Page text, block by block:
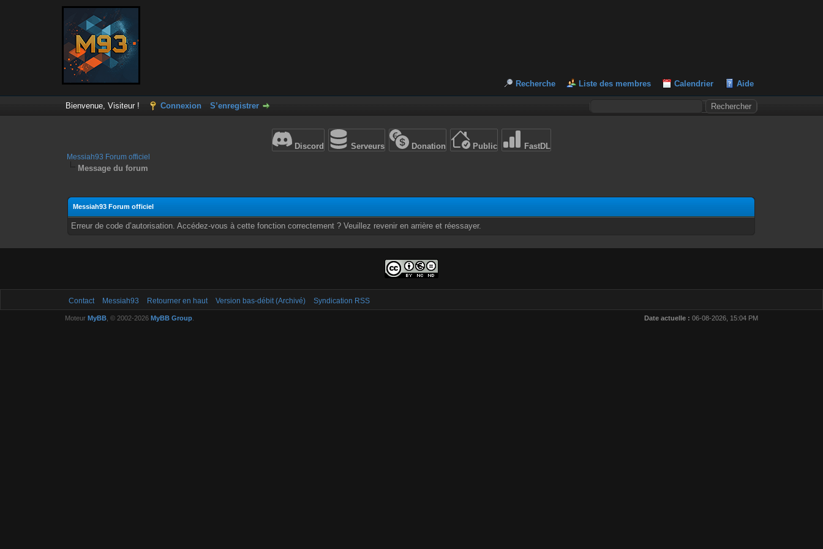
Recherche Liste des membres Calendrier Aide
Bienvenue, Visiteur ! Connexion S’enregistrer
Discord Serveurs Donation Public FastDL
Messiah93 Forum officiel
Message du forum
Messiah93 Forum officiel
Erreur de code d’autorisation. Accédez-vous à cette fonction correctement ? Veuillez revenir en arrière et réessayer.
Contact Messiah93 Retourner en haut Version bas-débit (Archivé) Syndication RSS
Date actuelle : 06-08-2026, 15:04 PM
Moteur MyBB, © 2002-2026 MyBB Group.